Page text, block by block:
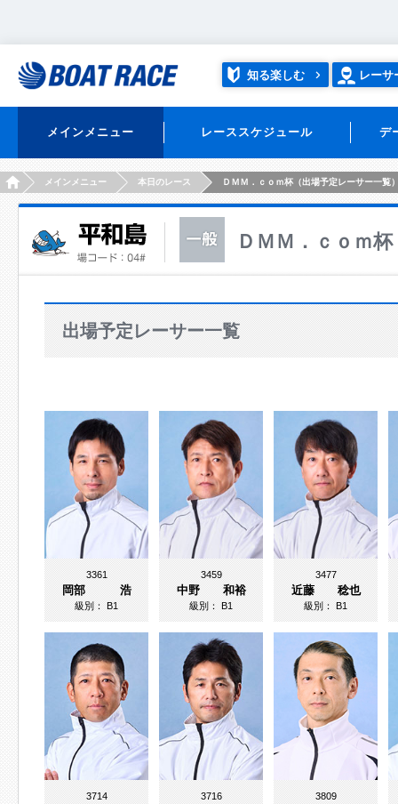
知る楽しむ レーサ
メインメニュー レーススケジュール デ
HOMEメインメニュー 本日のレース ＤＭＭ．ｃｏｍ杯（出場予定レーサー一覧
ＤＭＭ．ｃｏｍ杯
出場予定レーサー一覧
3361
岡部 浩
級別：B1
3459
中野 和裕
級別：B1
3477
近藤 稔也
級別：B1
3714 3716 3809